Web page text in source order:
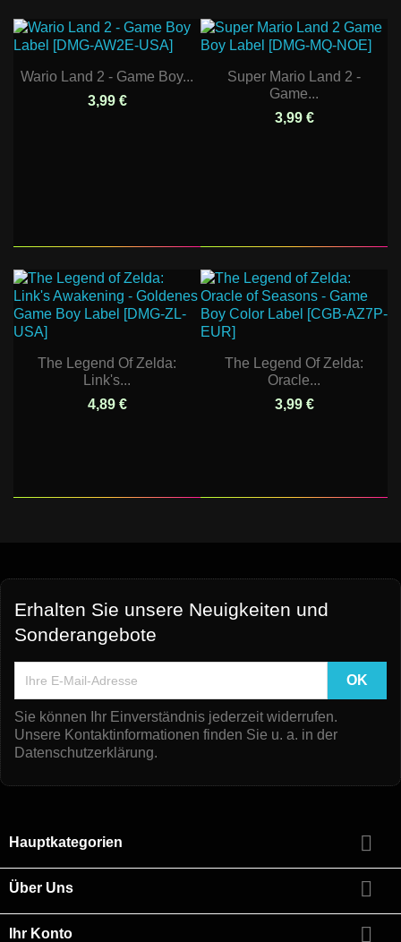
Wario Land 2 - Game Boy...
3,99 €
Super Mario Land 2 -
Game...
3,99 €
The Legend Of Zelda:
Link's...
4,89 €
The Legend Of Zelda:
Oracle...
3,99 €
Erhalten Sie unsere Neuigkeiten und
Sonderangebote
Sie können Ihr Einverständnis jederzeit widerrufen.
Unsere Kontaktinformationen finden Sie u. a. in der
Datenschutzerklärung.
Hauptkategorien 
Über Uns 
Ihr Konto 